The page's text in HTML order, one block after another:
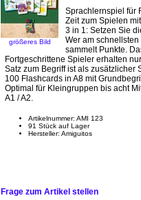
größeres Bild
Sprachlernspiel für
Zeit zum Spielen
3 in 1: Setzen Sie
Wer am
sammelt Punkte.
Fortgeschrittene Spieler erhalten
Satz zum Begriff ist als
100 Flashcards in A8 mit
Optimal für Kleingruppen bis acht
A1 / A2.
Artikelnummer: AMI 123
91 Stück auf Lager
Hersteller: Amiguitos
Frage zum Artikel stellen